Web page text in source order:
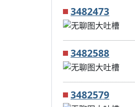
3482473
3482588
3482579